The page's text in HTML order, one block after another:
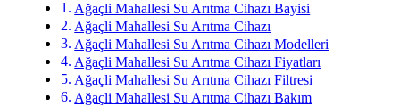
Ağaçli Mahallesi Su Arıtma Cihazı Bayisi
Ağaçli Mahallesi Su Arıtma Cihazı
Ağaçli Mahallesi Su Arıtma Cihazı Modelleri
Ağaçli Mahallesi Su Arıtma Cihazı Fiyatları
Ağaçli Mahallesi Su Arıtma Cihazı Filtresi
Ağaçli Mahallesi Su Arıtma Cihazı Bakım